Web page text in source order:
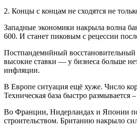
2. Концы с концам не сходятся не
​​Западные экономики накрыла волна
600. И станет пиковым с рецессии
Постпандемийный
высокие ставки — у бизнеса больше
инфляции.
В Европе ситуация ещё хуже. Число
Техническая база быстро
Во Франции, Нидерландах и Японии
строительством. Британию накрыло